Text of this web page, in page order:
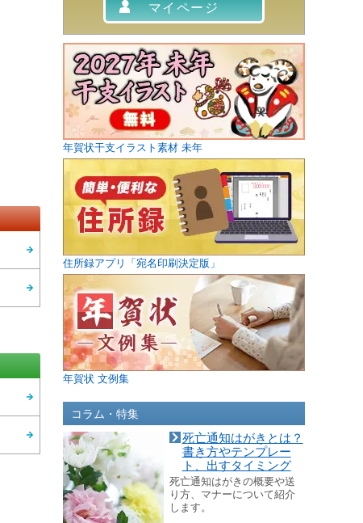
マイページ
年賀状干支イラスト素材 未年
住所録アプリ「宛名印刷決定版」
年賀状 文例集
コラム・特集
死亡通知はがきとは？
書き方やテンプレー
ト、出すタイミング
死亡通知はがきの概要や送
り方、マナーについて紹介
します。